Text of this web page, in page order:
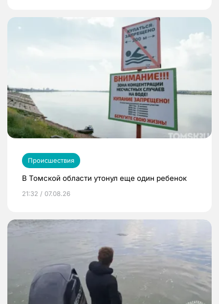
Происшествия
В Томской области утонул еще один ребенок
21:32 / 07.08.26